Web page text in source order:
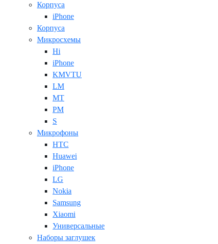
Корпуса
iPhone
Корпуса
Микросхемы
Hi
iPhone
KMVTU
LM
MT
PM
S
Микрофоны
HTC
Huawei
iPhone
LG
Nokia
Samsung
Xiaomi
Универсальные
Наборы заглушек